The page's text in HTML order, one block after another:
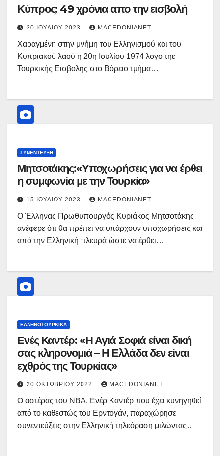
Κύπρος: 49 χρόνια απο την εισβολή
20 ΙΟΥΛΊΟΥ 2023 MACEDONIANET
Χαραγμένη στην μνήμη του Ελληνισμού και του
Κυπριακού λαού η 20η Ιουλίου 1974 λογο τηε
Τουρκικής Εισβολής στο Βόρειο τμήμα…
ΣΥΝΈΝΤΕΥΞΗ
Μητσοτάκης:«Υποχωρήσεις για να έρθει
η συμφωνία με την Τουρκία»
15 ΙΟΥΛΊΟΥ 2023 MACEDONIANET
Ο Έλληνας Πρωθυπουργός Κυριάκος Μητσοτάκης
ανέφερε ότι θα πρέπει να υπάρχουν υποχωρήσεις και
από την Ελληνική πλευρά ώστε να έρθει…
ΕΛΛΗΝΟΤΟΥΡΚΙΚΆ
Ενές Καντέρ: «Η Αγιά Σοφιά είναι δική
σας κληρονομιά – Η Ελλάδα δεν είναι
εχθρός της Τουρκίας»
20 ΟΚΤΩΒΡΊΟΥ 2022 MACEDONIANET
Ο αστέρας του NBA, Ενέρ Καντέρ που έχει κυνηγηθεί
από το καθεστώς του Ερντογάν, παραχώρησε
συνεντεύξεις στην Ελληνική τηλεόραση μιλώντας…